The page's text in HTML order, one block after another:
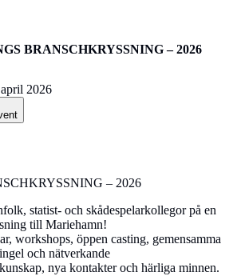
BRANSCHKRYSSNING – 2026
2026
– 2026
statist- och skådespelarkollegor på en
till Mariehamn!
workshops, öppen casting, gemensamma
och nätverkande
nya kontakter och härliga minnen.